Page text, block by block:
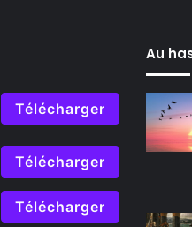
Télécharger
Télécharger
Télécharger
Au